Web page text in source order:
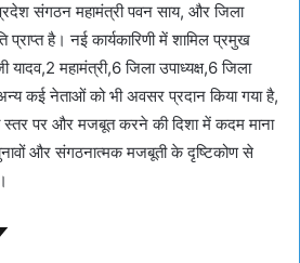
संगठन महामंत्री पवन साय, और जिला
प्राप्त है। नई कार्यकारिणी में शामिल प्रमुख
यादव,2 महामंत्री,6 जिला उपाध्यक्ष,6 जिला
कई नेताओं को भी अवसर प्रदान किया गया है,
स्तर पर और मजबूत करने की दिशा में कदम माना
और संगठनात्मक मजबूती के दृष्टिकोण से